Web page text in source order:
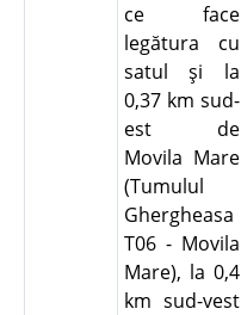
ce face
legătura cu
satul şi la
0,37 km sud-
est de
Movila Mare
(Tumulul
Ghergheasa
T06 - Movila
Mare), la 0,4
km sud-vest